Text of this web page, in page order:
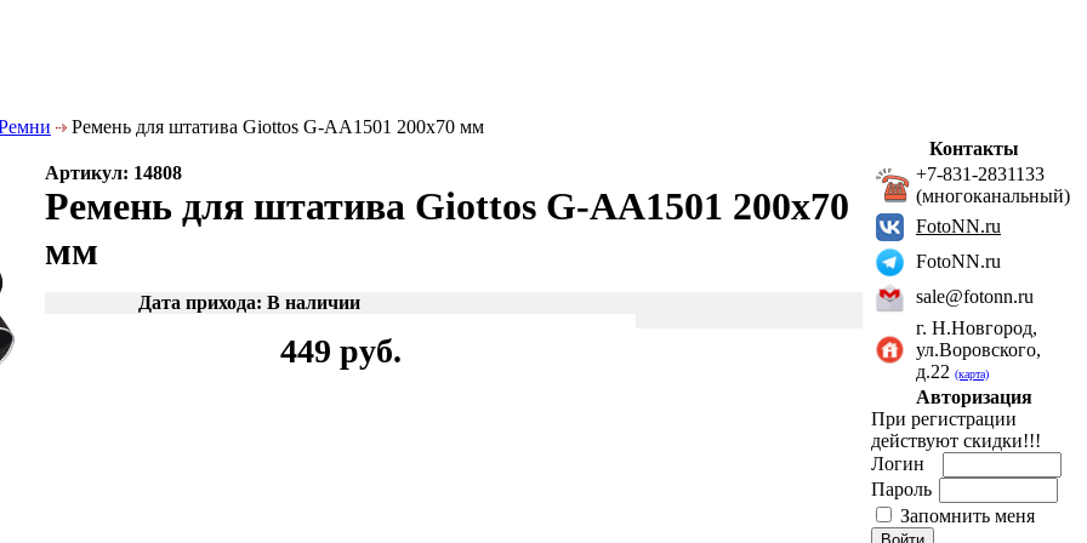
Ремень для штатива Giottos G-AA1501 200х70 мм
Артикул: 14808
Ремень для штатива Giottos G-AA1501 200х70
мм
Дата прихода: В наличии
449 руб.
Контакты
+7-831-2831133
(многоканальный)
FotoNN.ru
FotoNN.ru
sale@fotonn.ru
г. Н.Новгород,
ул.Воровского,
д.22 (карта)
Авторизация
При регистрации
действуют скидки!!!
Логин
Пароль
Запомнить меня